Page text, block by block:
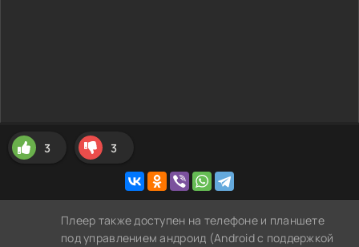
3 3
Плеер также доступен на телефоне и планшете
под управлением андроид (Android с поддержкой